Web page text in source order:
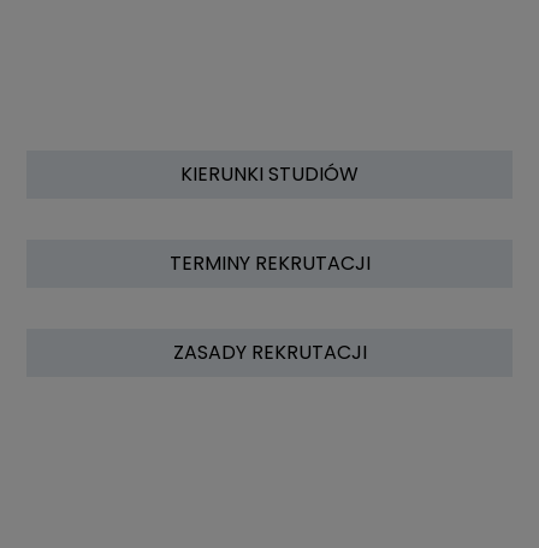
KIERUNKI STUDIÓW
TERMINY REKRUTACJI
ZASADY REKRUTACJI